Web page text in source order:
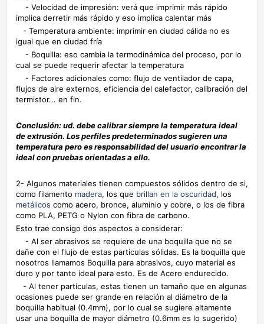
- Velocidad de impresión: verá que imprimir más rápido
implica derretir más rápido y eso implica calentar más
- Temperatura ambiente: imprimir en ciudad cálida no es
igual que en ciudad fría
- Boquilla: eso cambia la termodinámica del proceso, por lo
cual se puede requerir afectar la temperatura
- Factores adicionales como: flujo de ventilador de capa,
flujos de aire externos, eficiencia del calefactor, calibración del
termistor... en fin.
Conclusión: ud. debe calibrar siempre la temperatura ideal
de extrusión. Los perfiles predeterminados sugieren una
temperatura pero es responsabilidad del usuario encontrar la
ideal con pruebas orientadas a ello.
2- Algunos materiales tienen compuestos sólidos dentro de si,
como filamento madera, los que brillan en la oscuridad, los
metálicos como acero, bronce, aluminio y cobre, o los de fibra
como PLA, PETG o Nylon con fibra de carbono.
Esto trae consigo dos aspectos a considerar:
- Al ser abrasivos se requiere de una boquilla que no se
dañe con el flujo de estas partículas sólidas. Es la boquilla que
nosotros llamamos Boquilla para abrasivos, cuyo material es
duro y por tanto ideal para esto. Es de Acero endurecido.
- Al tener partículas, estas tienen un tamaño que en algunas
ocasiones puede ser grande en relación al diámetro de la
boquilla habitual (0.4mm), por lo cual se sugiere altamente
usar una boquilla de mayor diámetro (0.6mm es lo sugerido)